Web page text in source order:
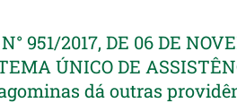
951/2017, DE 06 DE
ÚNICO DE
dá outras